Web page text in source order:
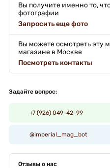
Вы получите именно то,
фотографии
Запросить еще фото
Вы можете осмотреть эту
магазине в Москве
Посмотреть контакты
Задайте вопрос:
+7 (926) 049-42-99
@imperial_mag_bot
Отзывы о нас